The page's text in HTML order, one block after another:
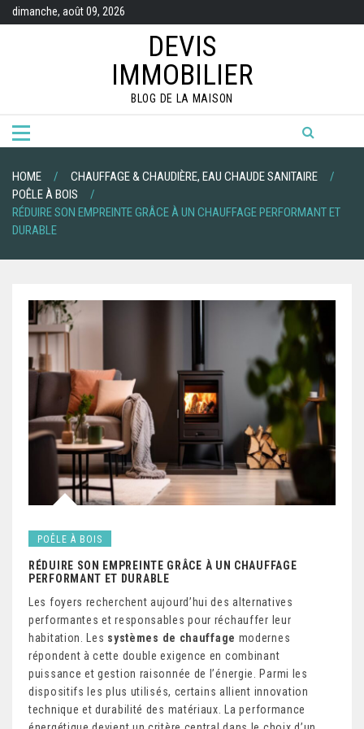
Skipdimanche, août 09, 2026
DEVIS
IMMOBILIER
BLOG DE LA MAISON
HOME
CHAUFFAGE & CHAUDIÈRE, EAU CHAUDE SANITAIRE
POÊLE À BOIS
RÉDUIRE SON EMPREINTE GRÂCE À UN CHAUFFAGE PERFORMANT ET
DURABLE
POÊLE À BOIS
RÉDUIRE SON EMPREINTE GRÂCE À UN CHAUFFAGE
PERFORMANT ET DURABLE
Les foyers recherchent aujourd’hui des alternatives
performantes et responsables pour réchauffer leur
habitation. Les systèmes de chauffage modernes
répondent à cette double exigence en combinant
puissance et gestion raisonnée de l’énergie. Parmi les
dispositifs les plus utilisés, certains allient innovation
technique et durabilité des matériaux.
La performance